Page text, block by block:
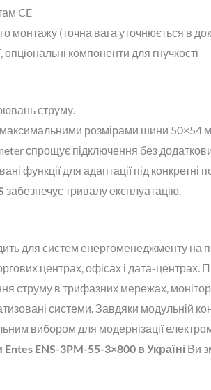
CE
монтажу (точна вага уточнюється в
опціональні компоненти для гнучкості
струму.
розмірами шини 50×54
спрощує підключення без
функції для адаптації під конкретні
забезпечує тривалу експлуатацію.
для систем енергоменеджменту на
центрах, офісах і дата-центрах.
струму в трифазних мережах,
системи. Завдяки модульній
вибором для модернізації
ENS-3PM-55-3×800 в УкраїніВи